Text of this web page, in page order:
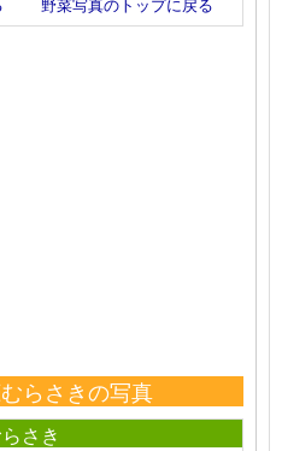
らさきの写真
さき